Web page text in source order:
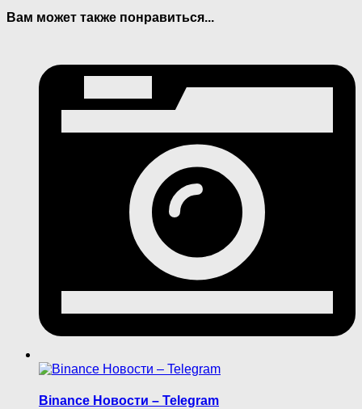
Вам может также понравиться...
Binance Новости – Telegram